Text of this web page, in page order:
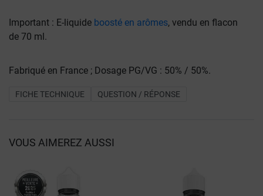
Important : E-liquide boosté en arômes, vendu en flacon
de 70 ml.
Fabriqué en France ; Dosage PG/VG : 50% / 50%.
FICHE TECHNIQUE QUESTION / RÉPONSE
VOUS AIMEREZ AUSSI